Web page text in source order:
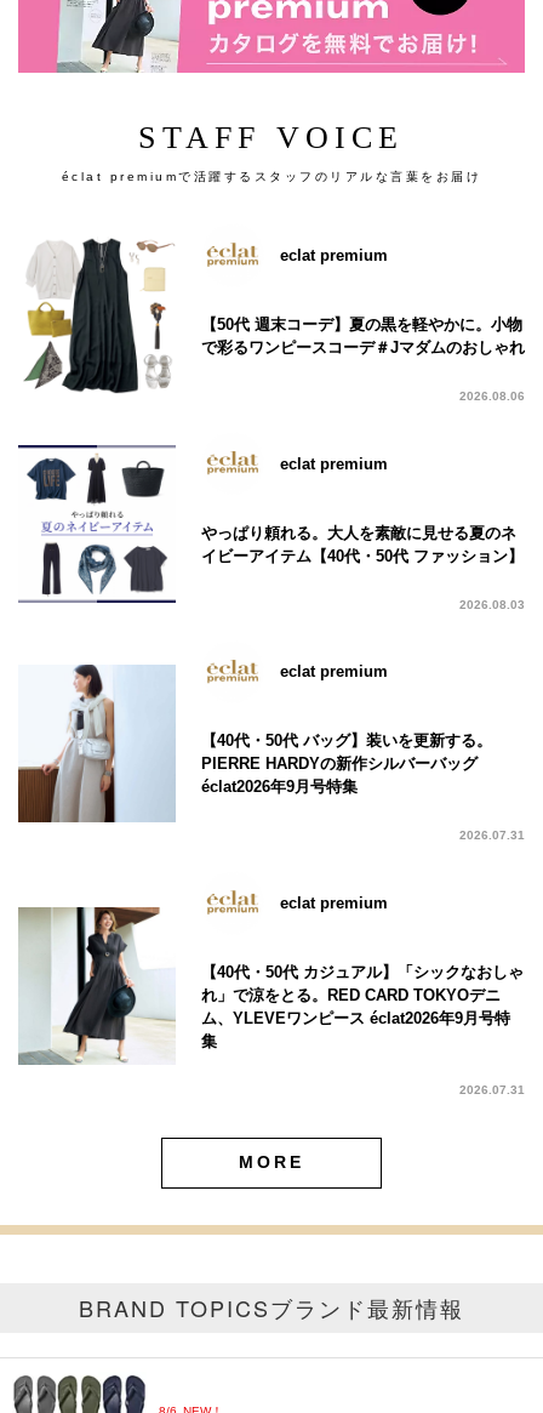
STAFF VOICE
éclat premiumで活躍するスタッフのリアルな言葉をお届け
eclat premium
【50代 週末コーデ】夏の黒を軽やかに。小物
で彩るワンピースコーデ＃Jマダムのおしゃれ
2026.08.06
eclat premium
やっぱり頼れる。大人を素敵に見せる夏のネ
イビーアイテム【40代・50代 ファッション】
2026.08.03
eclat premium
【40代・50代 バッグ】装いを更新する。
PIERRE HARDYの新作シルバーバッグ
éclat2026年9月号特集
2026.07.31
eclat premium
【40代・50代 カジュアル】「シックなおしゃ
れ」で涼をとる。RED CARD TOKYOデニ
ム、YLEVEワンピース éclat2026年9月号特
集
2026.07.31
MORE
BRAND TOPICSブランド最新情報